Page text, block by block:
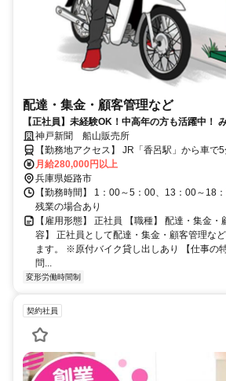
配達・集金・顧客管理など
【正社員】未経験OK！中高年の方も活躍中！ みんなでサポートしま
す！月収30万円以上も可！
神戸新聞 船山販売所
【勤務地アクセス】 JR「香呂駅」から車で
ら徒歩で約11分
月給280,000円以上
兵庫県姫路市
【勤務時間】 1：00～5：00、13：00～18
残業の場合あり
【雇用形態】 正社員 【職種】 配達・集金
容】 正社員として配達・集金・顧客管理な
ます。 ※原付バイク貸し出しあり 【仕事の
問...
変形労働時間制
契約社員